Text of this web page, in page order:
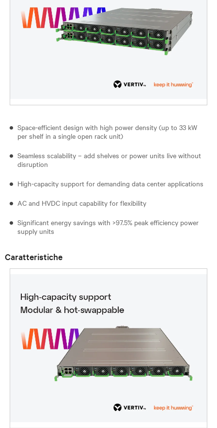
Space-efficient design with high power density (up to 33 kW
per shelf in a single open rack unit)​
Seamless scalability – add shelves or power units live without
disruption
High-capacity support for demanding data center applications
AC and HVDC input capability for flexibility
Significant energy savings with >97.5% peak efficiency power
supply units
Caratteristiche